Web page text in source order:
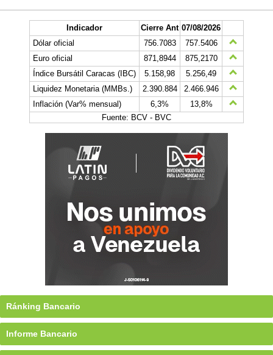
Indicador Cierre Ant 07/08/2026
Dólar oficial
756.7083
757.5406
Euro oficial
871,8944
875,2170
Índice Bursátil Caracas (IBC)
5.158,98
5.256,49
Liquidez Monetaria (MMBs.)
2.390.884
2.466.946
Inflación (Var% mensual)
6,3%
13,8%
Fuente: BCV - BVC
Ránking Bancario
Informe Bancario